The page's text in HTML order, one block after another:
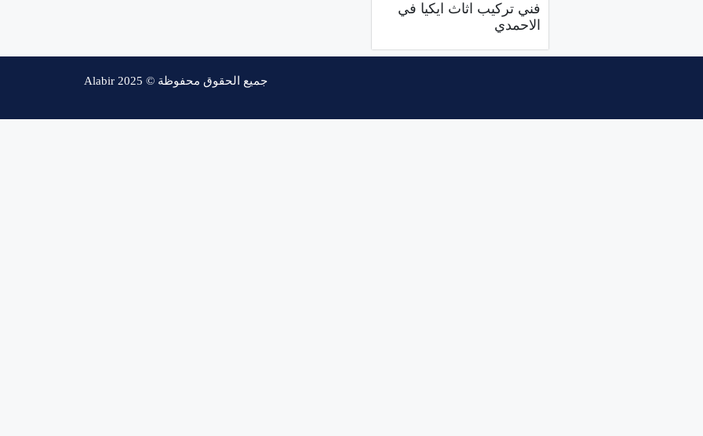
فني تركيب اثاث ايكيا في
الاحمدي
جميع الحقوق محفوظة © Alabir 2025